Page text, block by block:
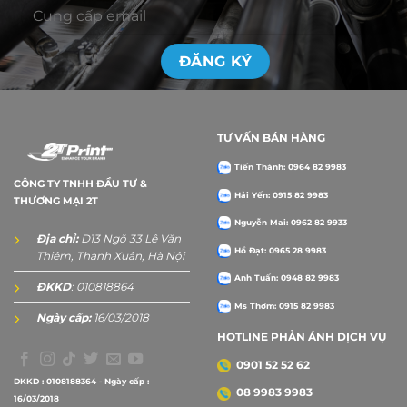
lựa chọn.
CÔNG TY TNHH ĐẦU TƯ &
THƯƠNG MẠI 2T
Địa chỉ:D13 Ngõ 33 Lê Văn
Thiêm, Thanh Xuân, Hà Nội
ĐKKD: 010818864
Ngày cấp:16/03/2018
DKKD : 0108188364 - Ngày cấp :
16/03/2018
TƯ VẤN BÁN HÀNG
Tiến Thành: 0964 82 9983
Hải Yến: 0915 82 9983
Nguyễn Mai: 0962 82 9933
Hồ Đạt: 0965 28 9983
Anh Tuấn: 0948 82 9983
Ms Thơm: 0915 82 9983
HOTLINE PHẢN ÁNH DỊCH VỤ
0901 52 52 62
08 9983 9983